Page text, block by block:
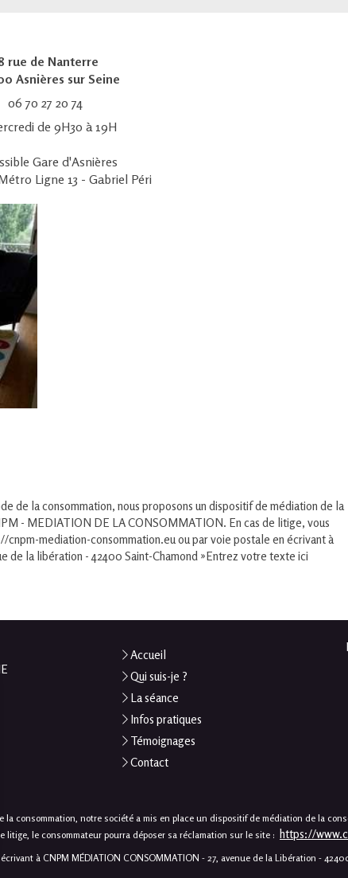
rue de Nanterre
Asnières sur Seine
06 70 27 20 74
de 9H30 à 19H
Gare d'Asnières
Ligne 13 - Gabriel Péri
de la consommation, nous proposons un dispositif de médiation de la
- MEDIATION DE LA CONSOMMATION. En cas de litige, vous
mediation-consommation.eu ou par voie postale en écrivant à
de la libération - 42400 Saint-Chamond »Entrez votre texte ici
Accueil
Qui suis-je ?
La séance
Infos pratiques
Témoignages
Contact
la consommation, notre société a mis en place un dispositif de médiation de la
litige, le consommateur pourra déposer sa réclamation sur le site : https://
à CNPM MÉDIATION CONSOMMATION - 27, avenue de la Libération -